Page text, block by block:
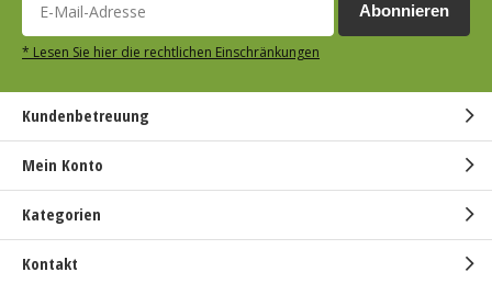
Abonnieren
* Lesen Sie hier die rechtlichen Einschränkungen
Kundenbetreuung
Mein Konto
Kategorien
Kontakt